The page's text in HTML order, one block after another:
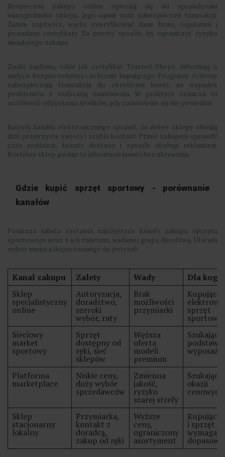
Bezpieczne zakupy online opierają się na sprawdzeniu
wiarygodności sklepu, jego opinii oraz zabezpieczeń transakcji.
Zanim zapłacisz, warto zweryfikować dane firmy, regulamin i
posiadane certyfikaty. To prosty sposób, by ograniczyć ryzyko
nieudanego zakupu.
Znaki zaufania, takie jak certyfikat Trusted Shops, informują o
audycie bezpieczeństwa i ochronie kupującego. Programy ochrony
zabezpieczają transakcję do określonej kwoty na wypadek
problemów z realizacją zamówienia. W praktyce oznacza to
możliwość odzyskania środków, gdy zamówienie się nie powiedzie.
Rozwój handlu elektronicznego sprawił, że dobre sklepy oferują
dziś przejrzyste zwroty i szybki kontakt. Przed zakupem sprawdź
czas realizacji, koszty dostawy i sposób obsługi reklamacji.
Rzetelny sklep podaje te informacje jasno i bez ukrywania.
Gdzie kupić sprzęt sportowy - porównanie
kanałów
Poniższa tabela zestawia najczęstsze kanały zakupu sprzętu
sportowego wraz z ich zaletami, wadami i grupą docelową. Ułatwia
wybór miejsca dopasowanego do potrzeb.
Kanał zakupu Zalety Wady
Dla kogo
Sklep
specjalistyczny
online
Autoryzacja,
doradztwo,
szeroki
wybór, raty
Brak
możliwości
przymiarki
Kupujący
sprzęt
sportowy
Sieciowy
market
sportowy
Sprzęt
dostępny od
ręki, sieć
sklepów
Węższa
oferta
modeli
premium
Szukający
Platforma
marketplace
Niskie ceny,
duży wybór
sprzedawców
Zmienna
jakość,
ryzyko
szarej strefy
Szukający
okazji
cenowych
Sklep
stacjonarny
lokalny
Przymiarka,
kontakt z
doradcą,
zakup od ręki
Wyższe
ceny,
ograniczony
asortyment
Kupujący
i sprzęt